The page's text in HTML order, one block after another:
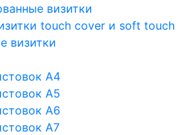
визитки
touch cover и soft touch
визитки
А4
А5
А6
А7